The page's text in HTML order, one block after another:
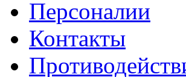
Персоналии
Контакты